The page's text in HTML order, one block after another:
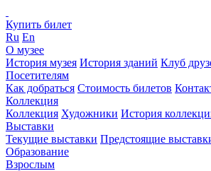
Купить билет
Ru En
О музее
История музея История зданий Клуб
Посетителям
Как добраться Стоимость билетов
Коллекция
Коллекция Художники История
Выставки
Текущие выставки Предстоящие
Образование
Взрослым